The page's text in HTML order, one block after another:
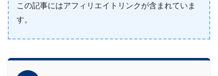
この記事にはアフィリエイトリンクが含まれていま
す。